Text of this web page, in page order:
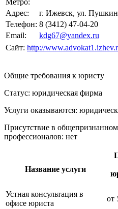
Адрес:
г. Ижевск, ул.
Телефон: 8 (3412) 47-04-20
Email:
kdg67@yandex.ru
Сайт: http://
Общие требования к юристу
Статус: юридическая фирма
Услуги оказываются:
Присутствие в
профессионалов: нет
Название услуги
Устная консультация в
офисе юриста
от